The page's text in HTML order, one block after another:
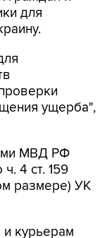
для
ущерба",
МВД РФ
4 ст. 159
размере) УК
курьерам